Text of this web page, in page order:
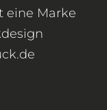
eine Marke